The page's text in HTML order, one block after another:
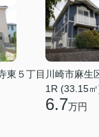
東５丁目 川崎市麻生
1R (33.15
6.7万円